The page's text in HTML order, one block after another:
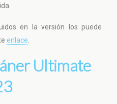
en la versión los puede
enlace
Ultimate